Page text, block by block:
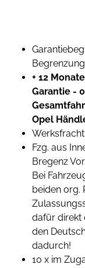
Begrenzung
+ 12
Garantie -
Opel
Fzg. aus
Bregenz
Bei
beiden org.
dafür direkt
den
dadurch!
10 x im